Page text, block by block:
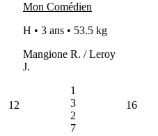
12
Mon Comédien
H • 3 ans • 53.5 kg
Mangione R. / Leroy
J.
1
3
2
7
16